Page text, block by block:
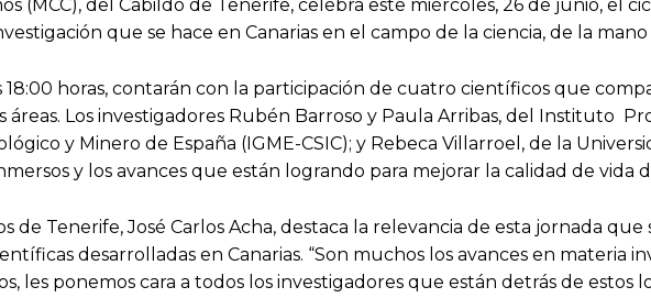
(MCC), del Cabildo de Tenerife, celebra este miércoles, 26 de junio, el
que se hace en Canarias en el campo de la ciencia, de la
18:00 horas, contarán con la participación de cuatro científicos que
áreas. Los investigadores Rubén Barroso y Paula Arribas, del Instituto
y Minero de España (IGME-CSIC); y Rebeca Villarroel, de la
y los avances que están logrando para mejorar la calidad de vida
de Tenerife, José Carlos Acha, destaca la relevancia de esta jornada
desarrolladas en Canarias. “Son muchos los avances en materia
les ponemos cara a todos los investigadores que están detrás de